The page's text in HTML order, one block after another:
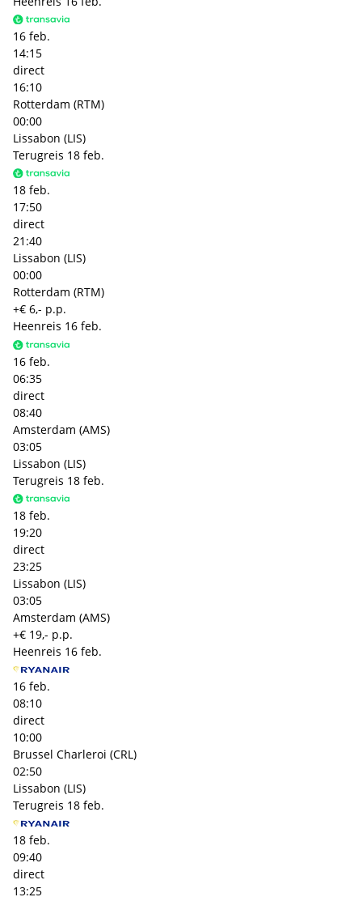
16 feb.
14:15
direct
16:10
Rotterdam (RTM)
00:00
Lissabon (LIS)
Terugreis 18 feb.
18 feb.
17:50
direct
21:40
Lissabon (LIS)
00:00
Rotterdam (RTM)
+€ 6,- p.p.
Heenreis 16 feb.
16 feb.
06:35
direct
08:40
Amsterdam (AMS)
03:05
Lissabon (LIS)
Terugreis 18 feb.
18 feb.
19:20
direct
23:25
Lissabon (LIS)
03:05
Amsterdam (AMS)
+€ 19,- p.p.
Heenreis 16 feb.
16 feb.
08:10
direct
10:00
Brussel Charleroi (CRL)
02:50
Lissabon (LIS)
Terugreis 18 feb.
18 feb.
09:40
direct
13:25